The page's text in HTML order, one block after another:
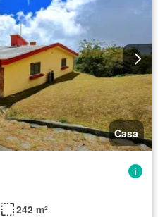
Casa
242 m²